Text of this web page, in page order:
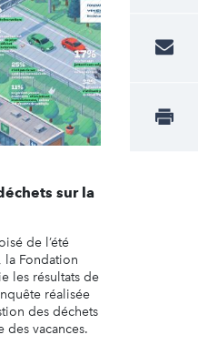
sur la
de l’été
la Fondation
les résultats de
réalisée
des déchets
des vacances.